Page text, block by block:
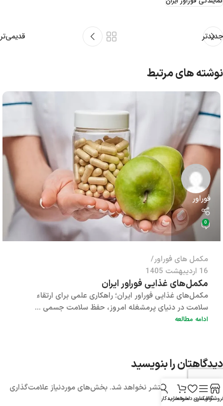
جدیدتر قدیمی‌تر
نوشته های مرتبط
فوراور
0
مکمل های فوراور
16 اردیبهشت 1405
مکمل‌های غذایی فوراور ایران
مکمل‌های غذایی فوراور ایران؛ راهکاری علمی برای ارتقاء
سلامت در دنیای پرمشغله امروز، حفظ سلامت جسمی ...
ادامه مطالعه
دیدگاهتان را بنویسید
نشانی ایمیل شما منتشر نخواهد شد. بخش‌های موردنیاز علامت‌گذاری
شده‌اند*
نوار کناری
لیست دلخواهسبد خرید
حساب کاربری من